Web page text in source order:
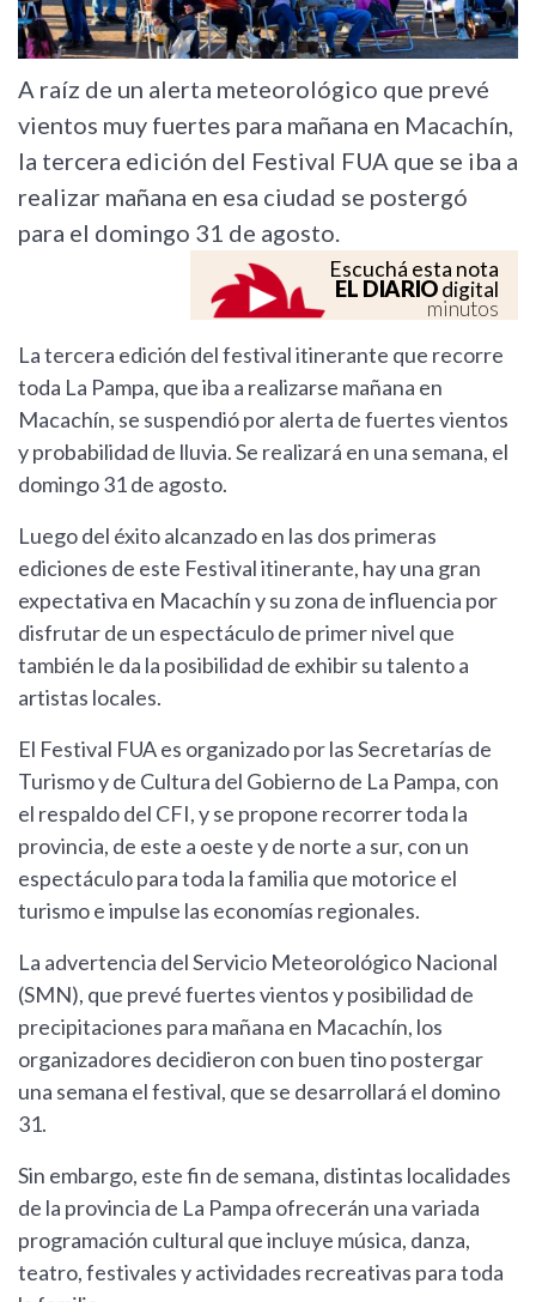
A raíz de un alerta meteorológico que prevé
vientos muy fuertes para mañana en Macachín,
la tercera edición del Festival FUA que se iba a
realizar mañana en esa ciudad se postergó
para el domingo 31 de agosto.
Escuchá esta nota
EL DIARIOdigital
minutos
La tercera edición del festival itinerante que recorre
toda La Pampa, que iba a realizarse mañana en
Macachín, se suspendió por alerta de fuertes vientos
y probabilidad de lluvia. Se realizará en una semana, el
domingo 31 de agosto.
Luego del éxito alcanzado en las dos primeras
ediciones de este Festival itinerante, hay una gran
expectativa en Macachín y su zona de influencia por
disfrutar de un espectáculo de primer nivel que
también le da la posibilidad de exhibir su talento a
artistas locales.
El Festival FUA es organizado por las Secretarías de
Turismo y de Cultura del Gobierno de La Pampa, con
el respaldo del CFI, y se propone recorrer toda la
provincia, de este a oeste y de norte a sur, con un
espectáculo para toda la familia que motorice el
turismo e impulse las economías regionales.
La advertencia del Servicio Meteorológico Nacional
(SMN), que prevé fuertes vientos y posibilidad de
precipitaciones para mañana en Macachín, los
organizadores decidieron con buen tino postergar
una semana el festival, que se desarrollará el domino
31.
Sin embargo, este fin de semana, distintas localidades
de la provincia de La Pampa ofrecerán una variada
programación cultural que incluye música, danza,
teatro, festivales y actividades recreativas para toda